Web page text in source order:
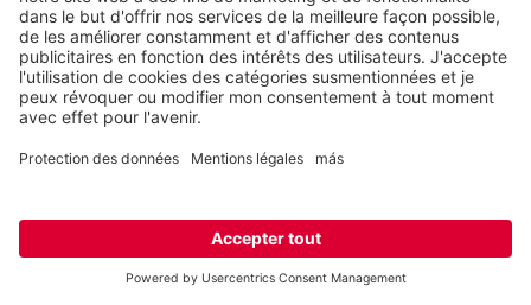
TOUT METTRE EN ÉVIDENCE